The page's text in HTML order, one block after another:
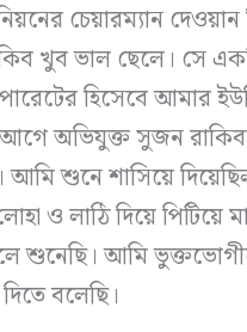
চেয়ারম্যান দেওয়ান
খুব ভাল ছেলে। সে
হিসেবে আমার
অভিযুক্ত সুজন
আমি শুনে শাসিয়ে
ও লাঠি দিয়ে পিটিয়ে
শুনেছি। আমি
বলেছি।